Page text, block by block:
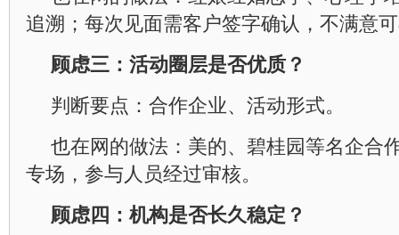
追溯；每次见面需客户签字确认，不满意
顾虑三：活动圈层是否优质？
判断要点：合作企业、活动形式。
也在网的做法：美的、碧桂园等名企合
专场，参与人员经过审核。
顾虑四：机构是否长久稳定？